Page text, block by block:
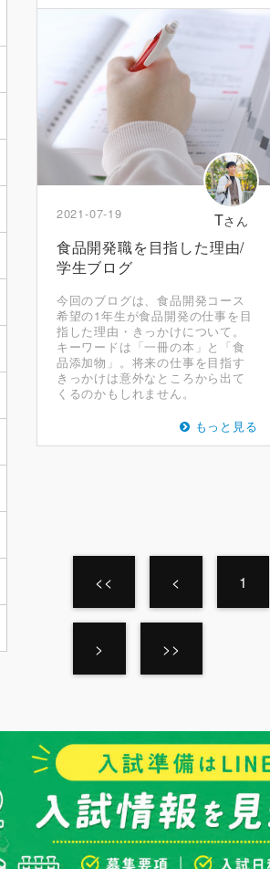
Tさん
2021-07-19
食品開発職を目指した理由/
学生ブログ
今回のブログは、食品開発コース
希望の1年生が食品開発の仕事を目
指した理由・きっかけについて。
キーワードは「一冊の本」と「食
品添加物」。将来の仕事を目指す
きっかけは意外なところから出て
くるのかもしれません。
もっと見る
<< < 1
> >>